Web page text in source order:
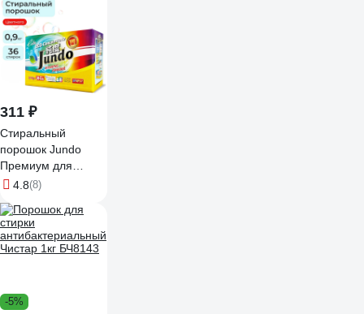
311 ₽
Стиральный
порошок Jundo
Премиум для
Цветного белья 0,9
4.8(8)
-5%